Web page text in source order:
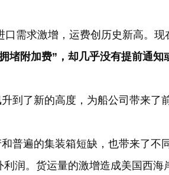
口需求激增，运费创历史新高。
堵附加费”，却几乎没有提前通知
到了新的高度，为船公司带来了
普遍的集装箱短缺，也带来了
润。货运量的激增造成美国西海